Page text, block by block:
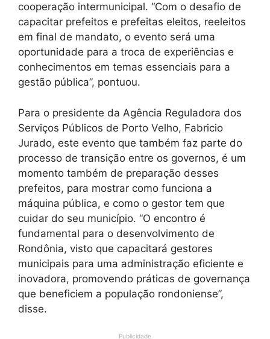
cooperação intermunicipal. “Com o desafio de
capacitar prefeitos e prefeitas eleitos, reeleitos
em final de mandato, o evento será uma
oportunidade para a troca de experiências e
conhecimentos em temas essenciais para a
gestão pública”, pontuou.
Para o presidente da Agência Reguladora dos
Serviços Públicos de Porto Velho, Fabricio
Jurado, este evento que também faz parte do
processo de transição entre os governos, é um
momento também de preparação desses
prefeitos, para mostrar como funciona a
máquina pública, e como o gestor tem que
cuidar do seu município. “O encontro é
fundamental para o desenvolvimento de
Rondônia, visto que capacitará gestores
municipais para uma administração eficiente e
inovadora, promovendo práticas de governança
que beneficiem a população rondoniense”,
disse.
Publicidade